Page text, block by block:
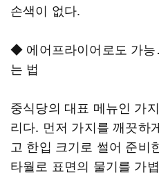
손색이 없다.
◆ 에어프라이어로도 가
는 법
중식당의 대표 메뉴인 가
리다. 먼저 가지를 깨끗하
고 한입 크기로 썰어 준비
타월로 표면의 물기를 가